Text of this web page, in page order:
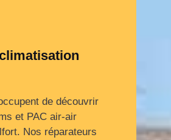
de découvrir
et PAC air-air
Nos réparateurs